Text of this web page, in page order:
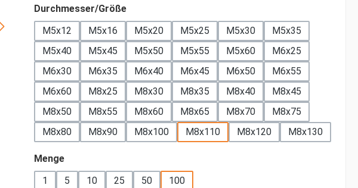
Durchmesser/Größeauswählen
M5x12
M5x16 M5x20 M5x25 M5x30
M5x35
M5x40
M5x45 M5x50 M5x55 M5x60
M6x25
M6x30
M6x35 M6x40 M6x45 M6x50
M6x55
M6x60
M8x25 M8x30 M8x35 M8x40
M8x45
M8x50
M8x55 M8x60 M8x65 M8x70
M8x75
M8x80
M8x90 M8x100 M8x110 M8x120 M8x130
Mengeauswählen
1
5 10 25 50 100